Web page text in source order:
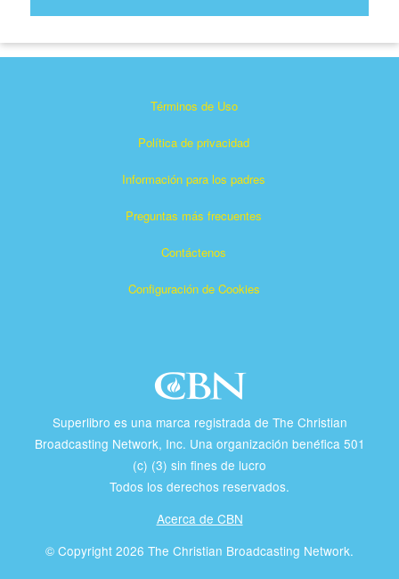
Términos de Uso
Política de privacidad
Información para los padres
Preguntas más frecuentes
Contáctenos
Configuración de Cookies
Superlibro es una marca registrada de The Christian
Broadcasting Network, Inc. Una organización benéfica 501
(c) (3) sin fines de lucro
Todos los derechos reservados.
Acerca de CBN
© Copyright 2026 The Christian Broadcasting Network.